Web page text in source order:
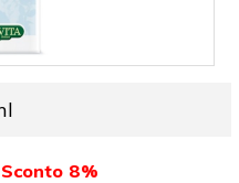
Sconto 8%